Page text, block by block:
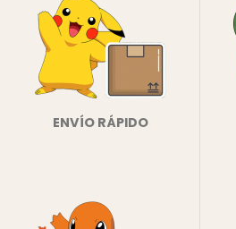
ENVÍO RÁPIDO